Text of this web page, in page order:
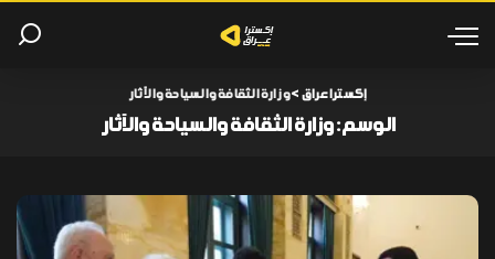
إكسترا عراق >وزارة الثقافة والسياحة والآثار
الوسم:وزارة الثقافة والسياحة والآثار